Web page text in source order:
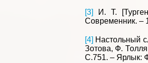
[3]
И. Т.
Современник. –
[4] Настольный
Зотова, Ф.
С.751. – Ярлык: